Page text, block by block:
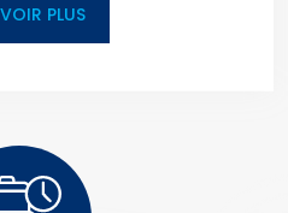
PLUS